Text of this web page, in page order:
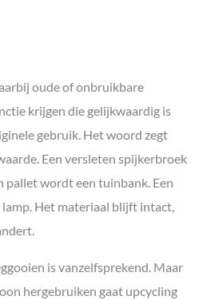
oude of onbruikbare
krijgen die gelijkwaardig is
gebruik. Het woord zegt
Een versleten spijkerbroek
pallet wordt een tuinbank. Een
Het materiaal blijft intact,
is vanzelfsprekend. Maar
hergebruiken gaat upcycling